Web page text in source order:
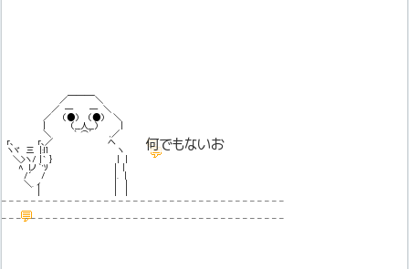
💬
💬
💬
何でもないお
／ ＼
／ ─ ─ ＼
／ （●） （●） ＼
| （__人__） |
＼ ｀ ⌒´ ,／
r､ r､／ ヘ
ヽヾ 三 |:l1 ヽ
＼>ヽ/ |｀ ｝ | |
ﾍ lノ `'ｿ | |
/´ / |. |
＼. ｨ | |
– – – – – – – – – – – – – – – – – – – – – – – – – – – – – – – – – – – – – – –
– – – – – – – – – – – – – – – – – – – – – – – – – – – – – – – – – – – – – – –